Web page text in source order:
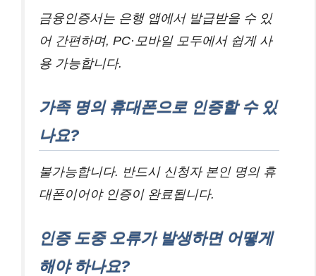
금융인증서는 은행 앱에서 발급받을 수 있
어 간편하며, PC·모바일 모두에서 쉽게 사
용 가능합니다.
가족 명의 휴대폰으로 인증할 수 있
나요?
불가능합니다. 반드시 신청자 본인 명의 휴
대폰이어야 인증이 완료됩니다.
인증 도중 오류가 발생하면 어떻게
해야 하나요?